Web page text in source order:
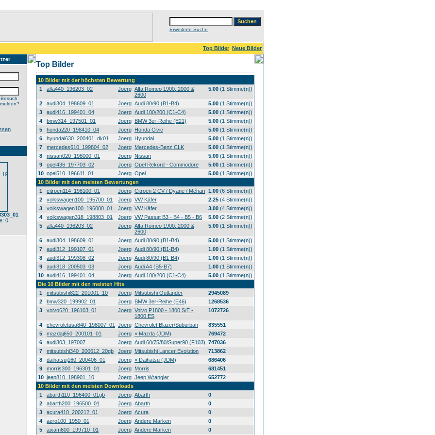
Erweiterte Suche
Top Bilder Neue Bilder
0
Top Bilder
10 Bilder mit der höchsten Bewertung
1
alfa440_196203_02 Joerg Alfa Romeo 1900, 2000 &
2600
5.00 (1 Stimme(n))
2 audi304_198609_01 Joerg Audi 80/90 (B1-B4) 5.00 (1 Stimme(n))
3
audi416_199401_04 Joerg Audi 100/200 (C1-C4) 5.00 (1 Stimme(n))
4
bmw314_197501_01 Joerg BMW 3er-Reihe (E21) 5.00 (1 Stimme(n))
5
honda220_198410_04 Joerg Honda Civic 5.00 (1 Stimme(n))
6
hyundai630_200401_dk01 Joerg Hyundai 5.00 (1 Stimme(n))
7
mercedes610_199804_02 Joerg Mercedes-Benz CLK 5.00 (1 Stimme(n))
8
nissan020_198000_01 Joerg Nissan 5.00 (1 Stimme(n))
9
opel436_197703_02 Joerg Opel Rekord - Commodore 5.00 (1 Stimme(n))
10 opel510_196611_01 Joerg Opel 5.00 (1 Stimme(n))
10 Bilder mit den meisten Bewertungen
1
citroen114_198100_01 Joerg Citroën 2 CV / Dyane / Méhari 1.00 (6 Stimme(n))
2
volkswagen100_195700_01 Joerg VW Käfer 2.25 (4 Stimme(n))
3
volkswagen100_196000_01 Joerg VW Käfer 3.00 (4 Stimme(n))
4
volkswagen318_198803_01 Joerg VW Passat B3 - B4 - B5 - B6 5.00 (2 Stimme(n))
5
alfa440_196203_02 Joerg Alfa Romeo 1900, 2000 &
2600
5.00 (1 Stimme(n))
6 audi304_198609_01 Joerg Audi 80/90 (B1-B4) 5.00 (1 Stimme(n))
7
audi312_199107_01 Joerg Audi 80/90 (B1-B4) 1.00 (1 Stimme(n))
8
audi312_199308_02 Joerg Audi 80/90 (B1-B4) 1.00 (1 Stimme(n))
9
audi318_200503_03 Joerg Audi A4 (B5-B7) 1.00 (1 Stimme(n))
10 audi416_199401_04 Joerg Audi 100/200 (C1-C4) 5.00 (1 Stimme(n))
Die 10 Bilder mit den meisten Hits
1
mitsubishi822_201001_10 Joerg Mitsubishi Outlander
2945089
2
bmw320_199902_01 Joerg BMW 3er-Reihe (E46)
1268536
3
volvo620_196103_01 Joerg Volvo P1800 - 1800 S/E -
1800 ES
1072726
4 chevroletusa840_198007_01 Joerg Chevrolet Blazer/Suburban
835551
5
mazdaj650_200101_01 Joerg » Mazda (JDM)
769472
6
audi303_197007 Joerg Audi 60/75/80/Super90 (F103) 747036
7
mitsubishi340_200612_20gb Joerg Mitsubishi Lancer Evolution
713862
8
daihatsuj160_200406_01 Joerg » Daihatsu (JDM)
686406
9
morris300_196301_01 Joerg Morris
681451
10 jeep810_198901_10 Joerg Jeep Wrangler
652772
10 Bilder mit den meisten Downloads
1
abarth110_196400_01gb Joerg Abarth
0
2
abarth200_196500_01 Joerg Abarth
0
3
acura410_200212_01 Joerg Acura
0
4
aero100_1950_01 Joerg Andere Marken
0
5
aixam600_199710_01 Joerg Andere Marken 0